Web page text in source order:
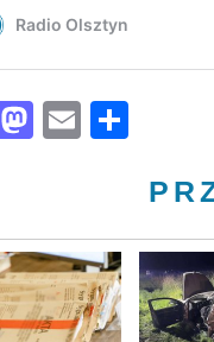
Facebook
Mastodon
Email